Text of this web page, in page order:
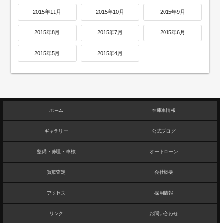
2015年11月 2015年10月 2015年9月
2015年8月 2015年7月 2015年6月
2015年5月 2015年4月
ホーム 在庫車情報
ギャラリー 公式ブログ
整備・修理・車検 オートローン
買取査定 会社概要
アクセス 採用情報
リンク お問い合わせ